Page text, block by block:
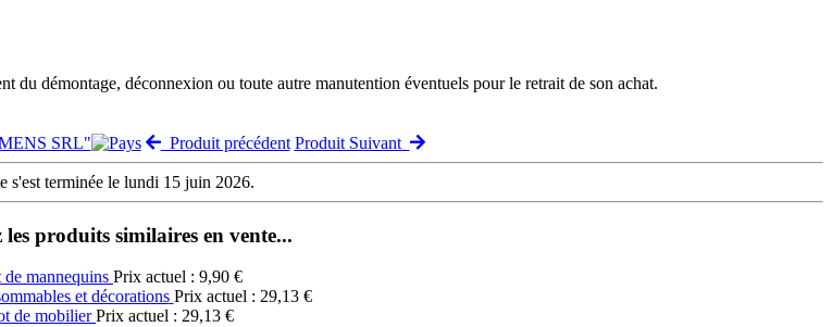
du démontage, déconnexion ou toute autre manutention éventuels pour le retrait de son achat.
SRL"
Produit précédent Produit Suivant
s'est terminée le lundi 15 juin 2026.
les produits similaires en vente...
Prix actuel : 9,90 €
Prix actuel : 29,13 €
Prix actuel : 29,13 €